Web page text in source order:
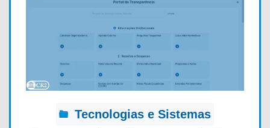
Tecnologias e Sistemas